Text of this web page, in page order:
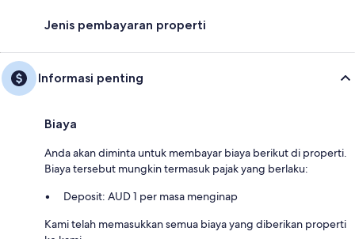
Jenis pembayaran properti
Informasi penting
Biaya
Anda akan diminta untuk membayar biaya berikut di properti.
Biaya tersebut mungkin termasuk pajak yang berlaku:
Deposit: AUD 1 per masa menginap
Kami telah memasukkan semua biaya yang diberikan properti